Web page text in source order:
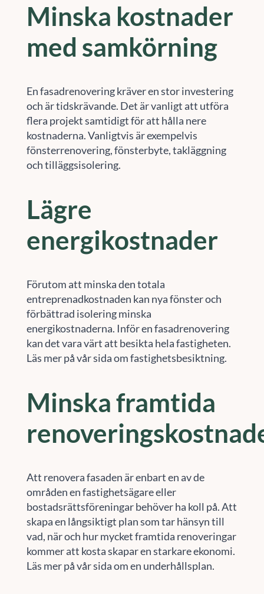
Minska kostnader
med samkörning
En fasadrenovering kräver en stor investering
och är tidskrävande. Det är vanligt att utföra
flera projekt samtidigt för att hålla nere
kostnaderna. Vanligtvis är exempelvis
fönsterrenovering, fönsterbyte, takläggning
och tilläggsisolering.
Lägre
energikostnader
Förutom att minska den totala
entreprenadkostnaden kan nya fönster och
förbättrad isolering minska
energikostnaderna. Inför en fasadrenovering
kan det vara värt att besikta hela fastigheten.
Läs mer på vår sida om fastighetsbesiktning.
Minska framtida
Att renovera fasaden är enbart en av de
områden en fastighetsägare eller
bostadsrättsföreningar behöver ha koll på. Att
skapa en långsiktigt plan som tar hänsyn till
vad, när och hur mycket framtida renoveringar
kommer att kosta skapar en starkare ekonomi.
Läs mer på vår sida om en underhållsplan.